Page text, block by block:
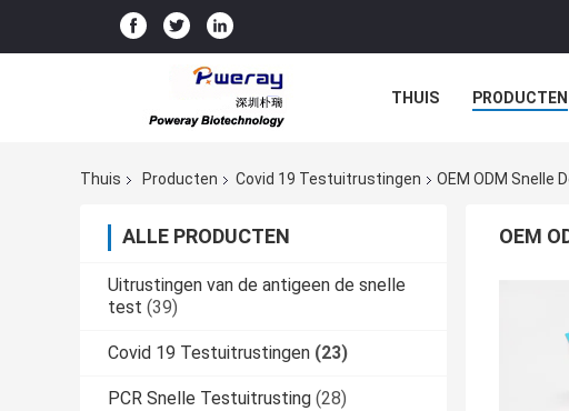
THUIS PRODUCTEN
Thuis Producten Covid 19 Testuitrustingen OEM ODM Snelle
ALLE PRODUCTEN
Uitrustingen van de antigeen de snelle
test (39)
Covid 19 Testuitrustingen (23)
PCR Snelle Testuitrusting (28)
OEM